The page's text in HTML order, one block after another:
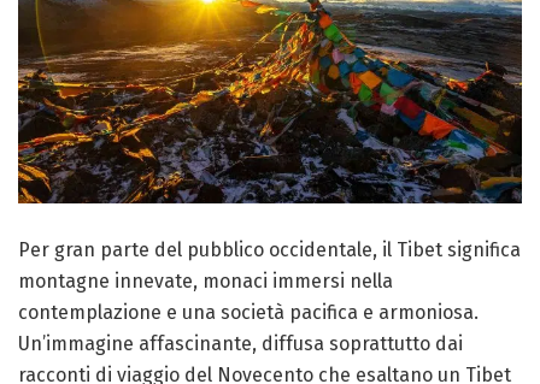
Per gran parte del pubblico occidentale, il Tibet significa
montagne innevate, monaci immersi nella
contemplazione e una società pacifica e armoniosa.
Un’immagine affascinante, diffusa soprattutto dai
racconti di viaggio del Novecento che esaltano un Tibet